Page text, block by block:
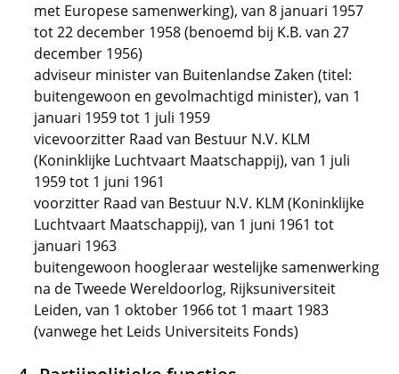
met Europese samenwerking), van 8 januari 1957
tot 22 december 1958 (benoemd bij K.B. van 27
december 1956)
adviseur minister van Buitenlandse Zaken (titel:
buitengewoon en gevolmachtigd minister), van 1
januari 1959 tot 1 juli 1959
vicevoorzitter Raad van Bestuur N.V. KLM
(Koninklijke Luchtvaart Maatschappij), van 1 juli
1959 tot 1 juni 1961
voorzitter Raad van Bestuur N.V. KLM (Koninklijke
Luchtvaart Maatschappij), van 1 juni 1961 tot
januari 1963
buitengewoon hoogleraar westelijke samenwerking
na de Tweede Wereldoorlog, Rijksuniversiteit
Leiden, van 1 oktober 1966 tot 1 maart 1983
(vanwege het Leids Universiteits Fonds)